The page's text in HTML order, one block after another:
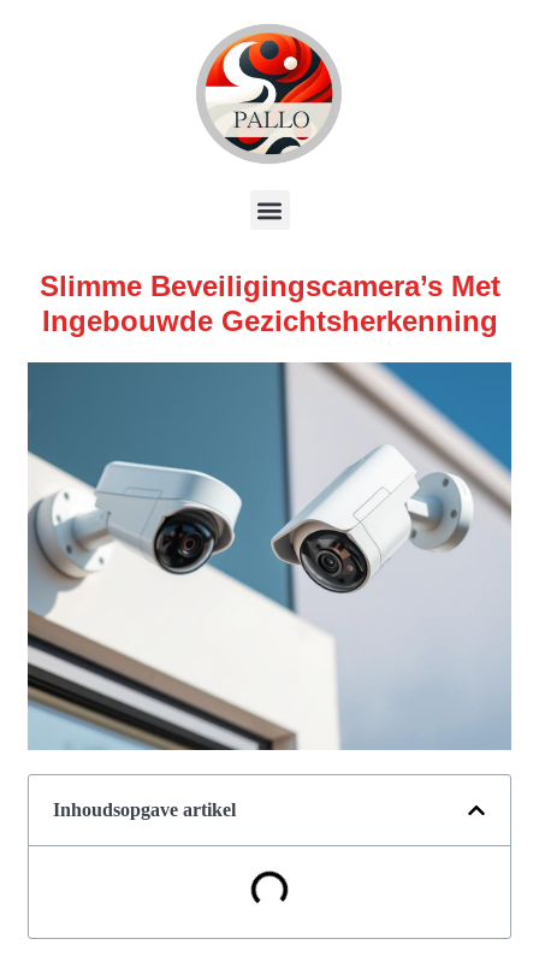
Slimme Beveiligingscamera’s Met
Ingebouwde Gezichtsherkenning
Inhoudsopgave artikel